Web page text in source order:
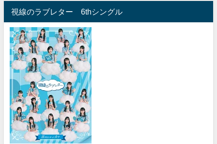
視線のラブレター 6thシングル